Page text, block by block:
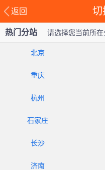
返回 切
热门分站 请选择您当前所在
北京
重庆
杭州
石家庄
长沙
济南